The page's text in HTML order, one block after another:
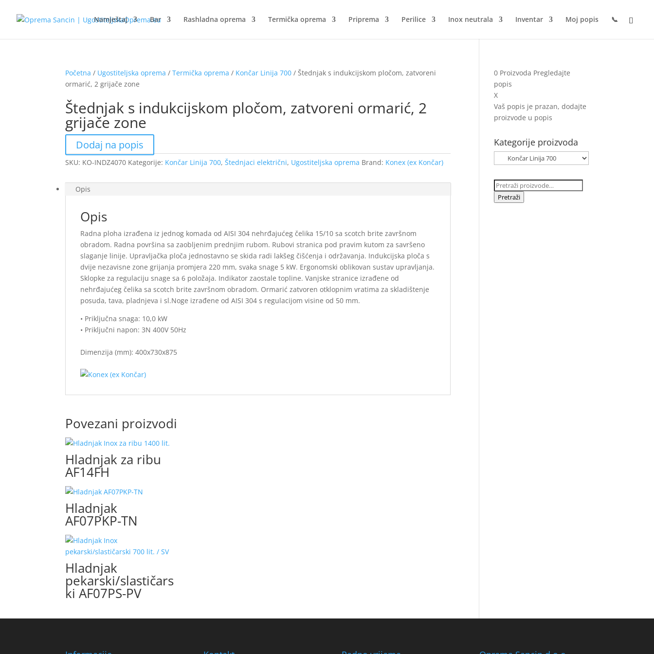
Namještaj Bar Rashladna oprema Termička oprema Priprema Perilice Inox neutrala Inventar Moj popis 📞
Početna / Ugostiteljska oprema /Termička oprema / Končar Linija 700 / Štednjak s indukcijskom pločom, zatvoreni
ormarić, 2 grijače zone
Štednjak s indukcijskom pločom, zatvoreni ormarić, 2
grijače zone
Dodaj na popis
SKU: KO-INDZ4070 Kategorije: Končar Linija 700,Štednjaci električni, Ugostiteljska oprema Brand: Konex (ex Končar)
Opis
Opis
Radna ploha izrađena iz jednog komada od AISI 304 nehrđajućeg čelika 15/10 sa scotch brite završnom
obradom. Radna površina sa zaobljenim prednjim rubom. Rubovi stranica pod pravim kutom za savršeno
slaganje linije. Upravljačka ploča jednostavno se skida radi lakšeg čišćenja i održavanja. Indukcijska ploča s
dvije nezavisne zone grijanja promjera 220 mm, svaka snage 5 kW. Ergonomski oblikovan sustav upravljanja.
Sklopke za regulaciju snage sa 6 položaja. Indikator zaostale topline. Vanjske stranice izrađene od
nehrđajućeg čelika sa scotch brite završnom obradom. Ormarić zatvoren otklopnim vratima za skladištenje
posuda, tava, pladnjeva i sl.Noge izrađene od AISI 304 s regulacijom visine od 50 mm.
• Priključna snaga: 10,0 kW
• Priključni napon: 3N 400V 50Hz
Dimenzija (mm): 400x730x875
Povezani proizvodi
Hladnjak za ribu
AF14FH
Hladnjak
AF07PKP-TN
Hladnjak
pekarski/slastičars
ki AF07PS-PV
0 Proizvoda Pregledajte
popis
X
Vaš popis je prazan, dodajte
proizvode u popis
Kategorije proizvoda
Pretraži:
Pretraži